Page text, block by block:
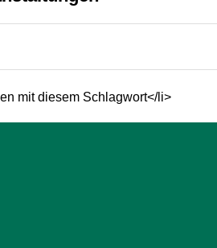
mit diesem Schlagwort</li>